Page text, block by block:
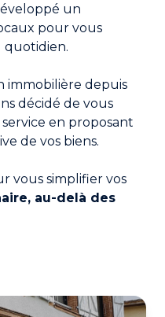
un
pour vous
quotidien.
immobilière depuis
décidé de vous
en proposant
de vos biens.
vous simplifier vos
au-delà des